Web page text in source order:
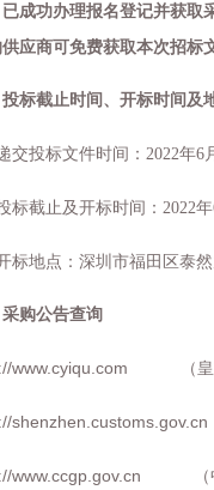
成功办理报名登记并获取
应商可免费获取本次招标
投标截止时间、开标时间及
交投标文件时间： 2022年6
标截止及开标时间： 2022年
开标地点：深圳市福田区泰
购公告查询
://www.cyiqu.com （
shenzhen.customs.gov.cn
://www.ccgp.gov.cn